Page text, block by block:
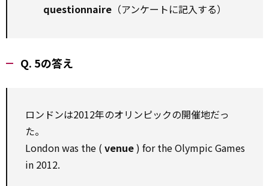
questionnaire （アンケートに記入する）
Q. 5の答え
ロンドンは2012年のオリンピックの開催地だっ
た。
London was the ( venue) for the Olympic Games
in 2012.